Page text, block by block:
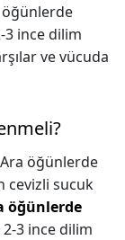
3 ince dilim
ve vücuda
Ara öğünlerde
cevizli sucuk
öğünlerde
3 ince dilim